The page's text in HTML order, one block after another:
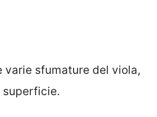
varie sfumature del viola,
superficie.